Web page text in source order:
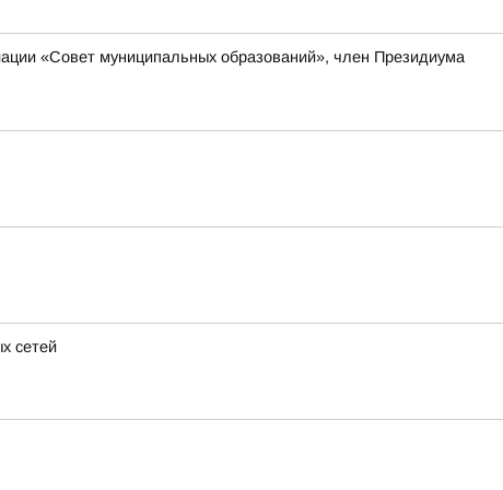
«Совет муниципальных образований», член Президиума
сетей